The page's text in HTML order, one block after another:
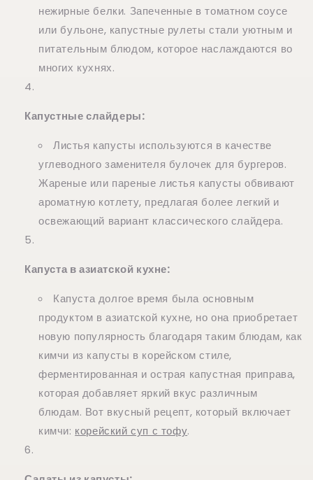
нежирные белки. Запеченные в томатном соусе
или бульоне, капустные рулеты стали уютным и
питательным блюдом, которое наслаждаются во
многих кухнях.
Капустные слайдеры:
Листья капусты используются в качестве
углеводного заменителя булочек для бургеров.
Жареные или пареные листья капусты обвивают
ароматную котлету, предлагая более легкий и
освежающий вариант классического слайдера.
Капуста в азиатской кухне:
Капуста долгое время была основным
продуктом в азиатской кухне, но она приобретает
новую популярность благодаря таким блюдам, как
кимчи из капусты в корейском стиле,
ферментированная и острая капустная приправа,
которая добавляет яркий вкус различным
блюдам. Вот вкусный рецепт, который включает
кимчи: корейский суп с тофу.